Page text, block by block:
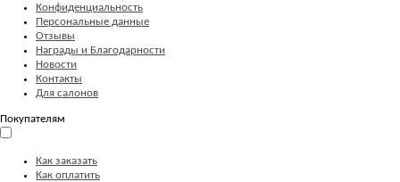
Конфиденциальность
Персональные данные
Отзывы
Награды и Благодарности
Новости
Контакты
Для салонов
Покупателям
Как заказать
Как оплатить